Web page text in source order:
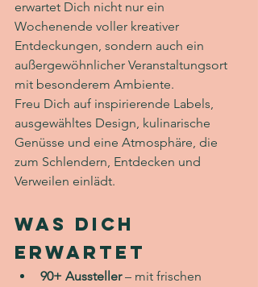
erwartet Dich nicht nur ein
Wochenende voller kreativer
Entdeckungen, sondern auch ein
außergewöhnlicher Veranstaltungsort
mit besonderem Ambiente.
Freu Dich auf inspirierende Labels,
ausgewähltes Design, kulinarische
Genüsse und eine Atmosphäre, die
zum Schlendern, Entdecken und
Verweilen einlädt.
Was Dich
erwartet
90+ Aussteller – mit frischen